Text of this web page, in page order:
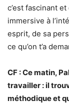
c’est fascinant
immersive à
esprit, de sa
ce qu’on t’a
CF : Ce matin,
travailler : il
méthodique et